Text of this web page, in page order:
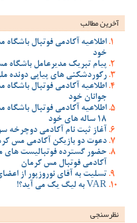
آخرین مطالب
اطلاعیه آکادمی فوتبال
خود
پیام تبریک مدیرعامل باشگاه
رکوردشکنی های پیاپی دونده
اطلاعیه آکادمی فوتبال
جوانان خود
اطلاعیه آکادمی فوتبال
18 ساله های خود
آغاز ثبت نام آکادمی دوچرخه
دعوت دو بازیکن آکادمی مس
حضور گسترده فوتبالیست های
آکادمی فوتبال مس کرمان
تسلیت به آقای نوروزپور از
VAR به لیگ یک می آید؟!
نظرسنجی